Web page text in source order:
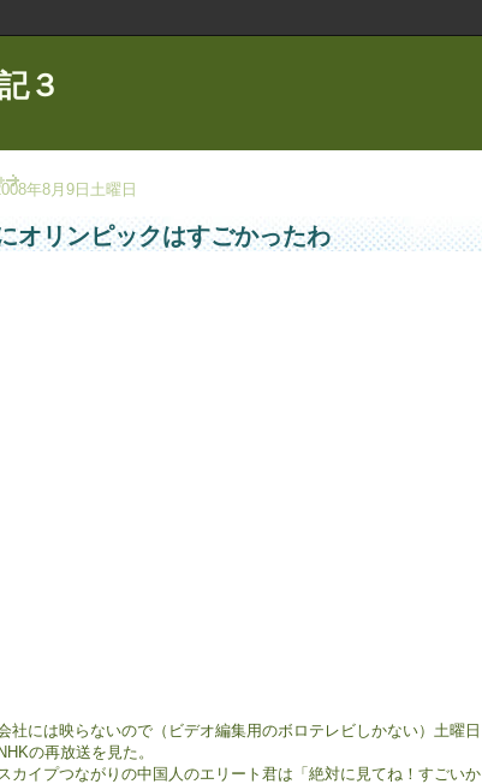
３
年8月9日土曜日
オリンピックはすごかったわ
社には映らないので（ビデオ編集用のボロテレビしかない）土曜日
の再放送を見た。
カイプつながりの中国人のエリート君は「絶対に見てね！すごいか